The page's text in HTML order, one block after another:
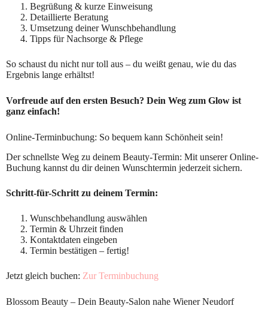
Begrüßung & kurze Einweisung
Detaillierte Beratung
Umsetzung deiner Wunschbehandlung
Tipps für Nachsorge & Pflege
So schaust du nicht nur toll aus – du weißt genau, wie du das
Ergebnis lange erhältst!
Vorfreude auf den ersten Besuch? Dein Weg zum Glow ist
ganz einfach!
Online-Terminbuchung: So bequem kann Schönheit sein!
Der schnellste Weg zu deinem Beauty-Termin: Mit unserer Online-
Buchung kannst du dir deinen Wunschtermin jederzeit sichern.
Schritt-für-Schritt zu deinem Termin:
Wunschbehandlung auswählen
Termin & Uhrzeit finden
Kontaktdaten eingeben
Termin bestätigen – fertig!
Jetzt gleich buchen: Zur Terminbuchung
Blossom Beauty – Dein Beauty-Salon nahe Wiener Neudorf